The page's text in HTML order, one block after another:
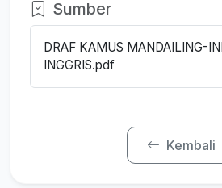
Sumber
DRAF KAMUS MANDAILING-
INGGRIS.pdf
Kembali